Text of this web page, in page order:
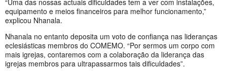
“Uma das nossas actuais dificuldades tem a ver com instalações,
equipamento e meios financeiros para melhor funcionamento,”
explicou Nhanala.
Nhanala no entanto deposita um voto de confiança nas lideranças
eclesiásticas membros do COMEMO. “Por sermos um corpo com
mais igrejas, contaremos com a colaboração da liderança das
igrejas membros para ultrapassarmos tais dificuldades”.